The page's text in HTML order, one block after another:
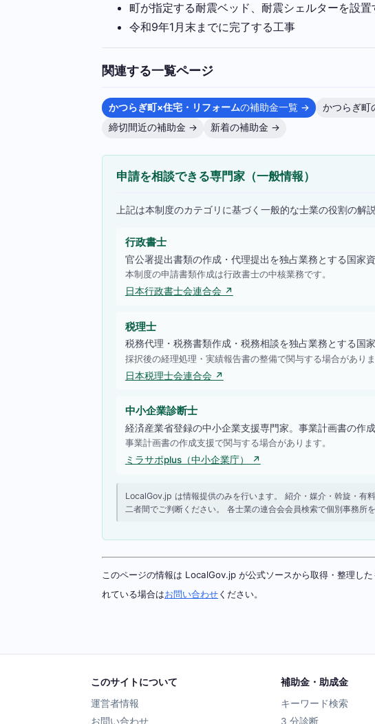
町が指定する耐震ベッド、耐震シェルターを設置
令和9年1月末までに完了する工事
関連する一覧ページ
かつらぎ町×住宅・リフォームの補助金一覧 → かつらぎ町
締切間近の補助金 →
新着の補助金 →
申請を相談できる専門家（一般情報）
上記は本制度のカテゴリに基づく一般的な士業の役割の解
行政書士
官公署提出書類の作成・代理提出を独占業務とする国家
本制度の申請書類作成は行政書士の中核業務です。
日本行政書士会連合会 ↗
税理士
税務代理・税務書類作成・税務相談を独占業務とする国
採択後の経理処理・実績報告書の整備で関与する場合がありま
日本税理士会連合会 ↗
中小企業診断士
経済産業省登録の中小企業支援専門家。事業計画書の作
事業計画書の作成支援で関与する場合があります。
ミラサポplus（中小企業庁） ↗
LocalGov.jp は情報提供のみを行います。 紹介・媒介・斡旋・有
二者間でご判断ください。 各士業の連合会会員検索で個別事務所を
このページの情報は LocalGov.jp が公式ソースから取得・整理し
れている場合はお問い合わせください。
このサイトについて
運営者情報
お問い合わせ
補助金・助成金
キーワード検索
3 分診断